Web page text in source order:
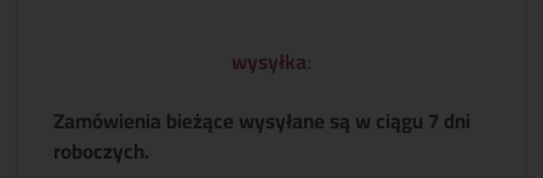
wysyłka:
Zamówienia bieżące wysyłane są w ciągu 7 dni
roboczych.